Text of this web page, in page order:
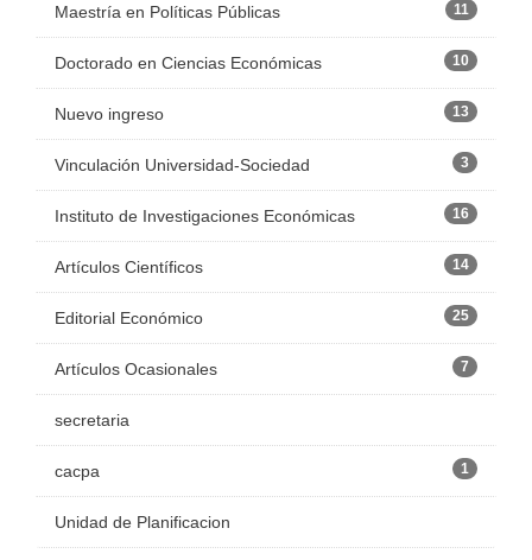
Maestría en Políticas Públicas 11
Doctorado en Ciencias Económicas 10
Nuevo ingreso 13
Vinculación Universidad-Sociedad 3
Instituto de Investigaciones Económicas 16
Artículos Científicos 14
Editorial Económico 25
Artículos Ocasionales 7
secretaria
cacpa 1
Unidad de Planificacion